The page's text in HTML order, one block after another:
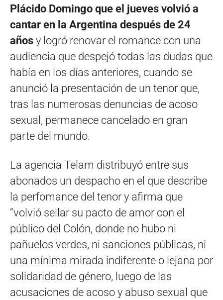
Plácido Domingo que el jueves volvió a
cantar en la Argentina después de 24
años y logró renovar el romance con una
audiencia que despejó todas las dudas que
había en los días anteriores, cuando se
anunció la presentación de un tenor que,
tras las numerosas denuncias de acoso
sexual, permanece cancelado en gran
parte del mundo.
La agencia Telam distribuyó entre sus
abonados un despacho en el que describe
la perfomance del tenor y afirma que
“volvió sellar su pacto de amor con el
público del Colón, donde no hubo ni
pañuelos verdes, ni sanciones públicas, ni
una mínima mirada indiferente o lejana por
solidaridad de género, luego de las
acusaciones de acoso y abuso sexual que